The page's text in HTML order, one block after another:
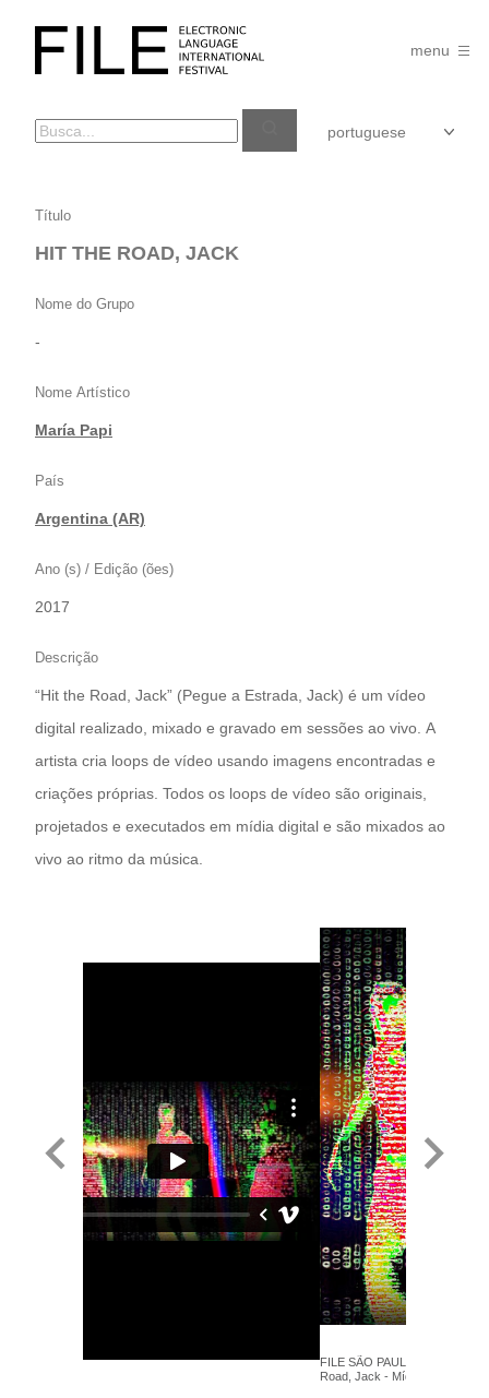
FILE
FESTIVAL
menu
HIT
THE
JACK
Título
HIT THE ROAD, JACK
Nome do Grupo
-
Nome Artístico
María Papi
País
Argentina (AR)
Ano (s) / Edição (ões)
2017
Descrição
“Hit the Road, Jack” (Pegue a Estrada, Jack) é um vídeo
digital realizado, mixado e gravado em sessões ao vivo. A
artista cria loops de vídeo usando imagens encontradas e
criações próprias. Todos os loops de vídeo são originais,
projetados e executados em mídia digital e são mixados ao
vivo ao ritmo da música.
FILE SÃO PAULO 2017 -
Road, Jack - Mídia Arte